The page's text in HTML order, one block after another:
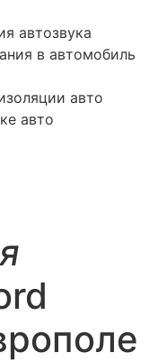
автозвука
в автомобиль
авто
авто